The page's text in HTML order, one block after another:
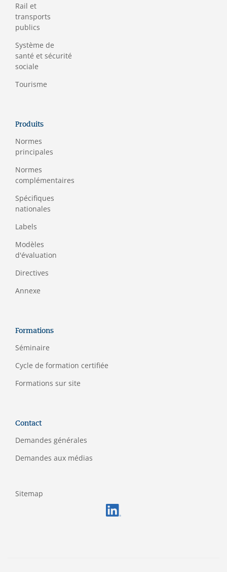
Rail et
transports
publics
Système de
santé et sécurité
sociale
Tourisme
Produits
Normes
principales
Normes
complémentaires
Spécifiques
nationales
Labels
Modèles
d'évaluation
Directives
Annexe
Formations
Séminaire
Cycle de formation certifiée
Formations sur site
Contact
Demandes générales
Demandes aux médias
Sitemap